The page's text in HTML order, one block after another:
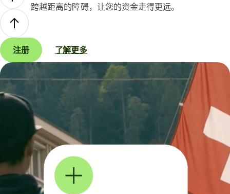
跨越距离的障碍，让您的资金走得更远。
注册 了解更多